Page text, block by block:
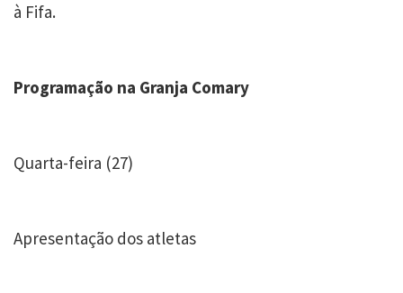
à Fifa.
Programação na Granja Comary
Quarta-feira (27)
Apresentação dos atletas